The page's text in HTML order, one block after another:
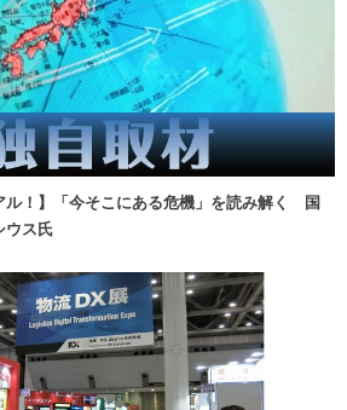
ル！】「今そこにある危機」を読み解く 国
ウス氏